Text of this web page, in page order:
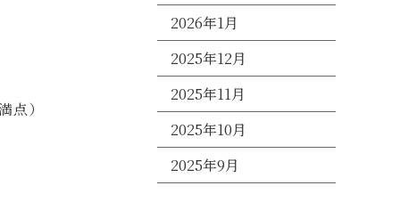
点）
2026年1月
2025年12月
2025年11月
2025年10月
2025年9月